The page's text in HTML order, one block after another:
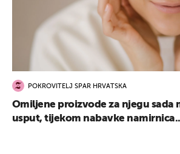
POKROVITELJ SPAR HRVATSKA
Omiljene proizvode za njegu sada
usput, tijekom nabavke